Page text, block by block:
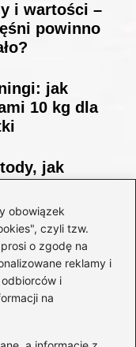
obowiązek
czyli tzw.
o zgodę na
reklamy i
i
na
i wartości –
powinno
jak
10 kg dla
jak
90 dni
jak dobrać